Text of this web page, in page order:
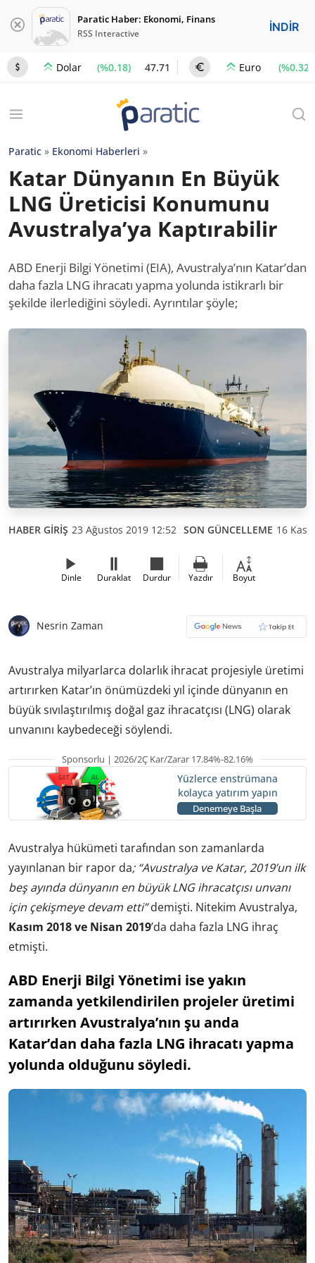
Paratic Haber: Ekonomi, Finans
RSS Interactive İNDİR
Dolar (%0.18) 47.71 Euro (%0.32)
Paratic » Ekonomi Haberleri »
Katar Dünyanın En Büyük
LNG Üreticisi Konumunu
Avustralya’ya Kaptırabilir
ABD Enerji Bilgi Yönetimi (EIA), Avustralya’nın Katar’dan
daha fazla LNG ihracatı yapma yolunda istikrarlı bir
şekilde ilerlediğini söyledi. Ayrıntılar şöyle;
HABER GİRİŞ 23 Ağustos 2019 12:52 SON GÜNCELLEME 16
Dinle Duraklat Durdur Yazdır Boyut
Nesrin Zaman
Avustralya milyarlarca dolarlık ihracat projesiyle üretimi
artırırken Katar’ın önümüzdeki yıl içinde dünyanın en
büyük sıvılaştırılmış doğal gaz ihracatçısı (LNG) olarak
unvanını kaybedeceği söylendi.
Sponsorlu | 2026/2Ç Kar/Zarar 17.84%-82.16%
Yüzlerce enstrümana
kolayca yatırım yapın
Denemeye Başla
Avustralya hükümeti tarafından son zamanlarda
yayınlanan bir rapor da; “Avustralya ve Katar, 2019’un ilk
beş ayında dünyanın en büyük LNG ihracatçısı unvanı
için çekişmeye devam etti”demişti. Nitekim Avustralya,
Kasım 2018 ve Nisan 2019’da daha fazla LNG ihraç
etmişti.
ABD Enerji Bilgi Yönetimi ise yakın
zamanda yetkilendirilen projeler üretimi
artırırken Avustralya’nın şu anda
Katar’dan daha fazla LNG ihracatı yapma
yolunda olduğunu söyledi.